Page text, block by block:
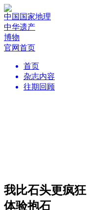
中国国家地理
中华遗产
博物
官网首页
首页
杂志内容
往期回顾
我比石头更疯狂
体验抱石